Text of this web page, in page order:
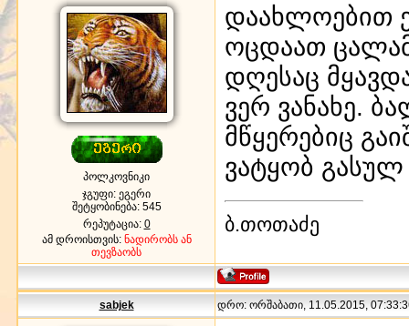
პოლკოვნიკი
ჯგუფი: ეგერი
შეტყობინება: 545
რეპუტაცია: 0
ამ დროისთვის: ნადირობს ან
თევზაობს
დაახლოებით
ოცდაათ
დღესაც
ვერ ვანახე.
მწყერებიც
ვატყობ გასულ
ბ.თოთაძე
sabjek დრო: ორშაბათი, 11.05.2015,